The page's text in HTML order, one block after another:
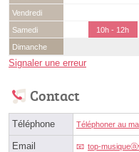
Vendredi
Samedi
10h - 12h
Dimanche
Signaler une erreur
Contact
Téléphone Téléphoner au
Email top-